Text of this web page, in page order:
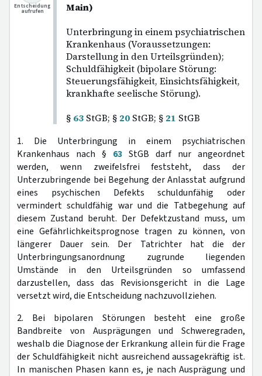
Main)
Unterbringung in einem psychiatrischen
Krankenhaus (Voraussetzungen:
Darstellung in den Urteilsgründen);
Schuldfähigkeit (bipolare Störung:
Steuerungsfähigkeit, Einsichtsfähigkeit,
krankhafte seelische Störung).
§ 63 StGB; § 20 StGB; § 21 StGB
Entscheidung
aufrufen
1. Die Unterbringung in einem psychiatrischen
Krankenhaus nach § 63 StGB darf nur angeordnet
werden, wenn zweifelsfrei feststeht, dass der
Unterzubringende bei Begehung der Anlasstat aufgrund
eines psychischen Defekts schuldunfähig oder
vermindert schuldfähig war und die Tatbegehung auf
diesem Zustand beruht. Der Defektzustand muss, um
eine Gefährlichkeitsprognose tragen zu können, von
längerer Dauer sein. Der Tatrichter hat die der
Unterbringungsanordnung zugrunde liegenden
Umstände in den Urteilsgründen so umfassend
darzustellen, dass das Revisionsgericht in die Lage
versetzt wird, die Entscheidung nachzuvollziehen.
2. Bei bipolaren Störungen besteht eine große
Bandbreite von Ausprägungen und Schweregraden,
weshalb die Diagnose der Erkrankung allein für die Frage
der Schuldfähigkeit nicht ausreichend aussagekräftig ist.
In manischen Phasen kann es, je nach Ausprägung und